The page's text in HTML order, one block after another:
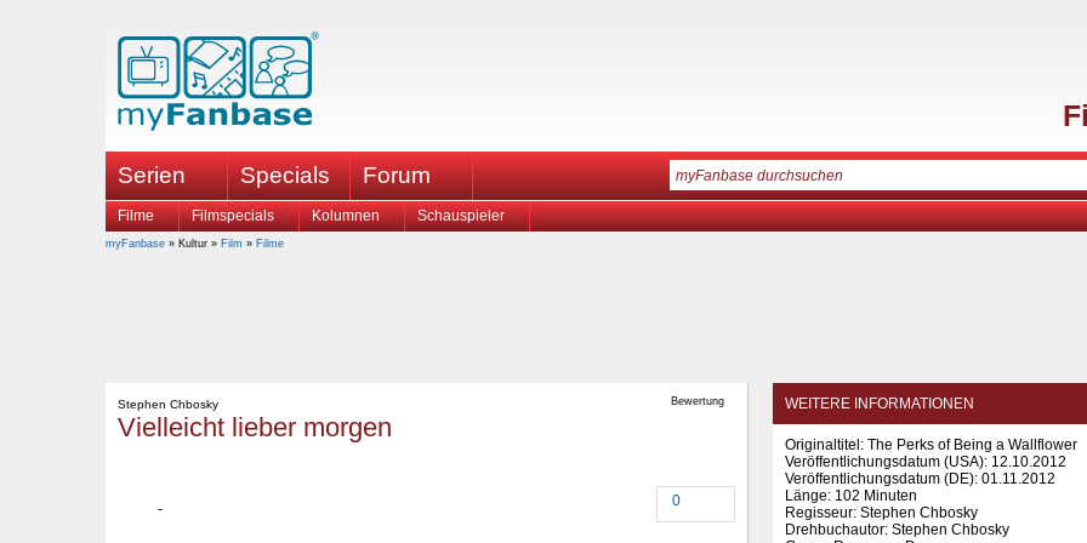
Serien Specials Forum
Filme Filmspecials Kolumnen Schauspieler
myFanbase » Kultur » Film » Filme
Bewertung
Stephen Chbosky
Vielleicht lieber morgen
0
WEITERE INFORMATIONEN
Originaltitel: The Perks of Being a Wallflower
Veröffentlichungsdatum (USA): 12.10.2012
Veröffentlichungsdatum (DE): 01.11.2012
Länge: 102 Minuten
Regisseur: Stephen Chbosky
Drehbuchautor: Stephen Chbosky